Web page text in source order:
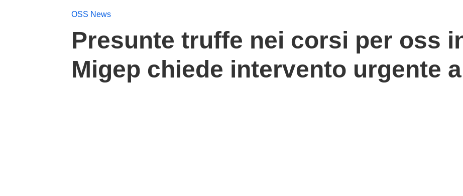
OSS News
Presunte truffe nei corsi per oss
Migep chiede intervento urgente